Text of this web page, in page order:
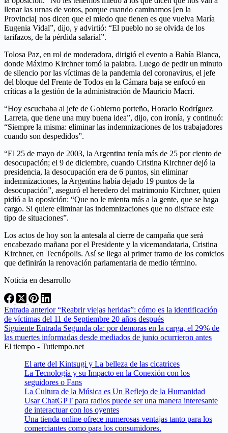
llenar las urnas de votos, porque cuando caminamos [en la
Provincia[ nos dicen que el miedo que tienen es que vuelva María
Eugenia Vidal”, dijo, y advirtió: “El pueblo no se olvida de los
tarifazos, de la pérdida salarial”.
Tolosa Paz, en rol de moderadora, dirigió el evento a Bahía Blanca,
donde Máximo Kirchner tomó la palabra. Luego de pedir un minuto
de silencio por las víctimas de la pandemia del coronavirus, el jefe
del bloque del Frente de Todos en la Cámara baja se enfocó en
críticas a la gestión de la administración de Mauricio Macri.
“Hoy escuchaba al jefe de Gobierno porteño, Horacio Rodríguez
Larreta, que tiene una muy buena idea”, dijo, con ironía, y continuó:
“Siempre la misma: eliminar las indemnizaciones de los trabajadores
cuando son despedidos”.
“El 25 de mayo de 2003, la Argentina tenía más de 25 por ciento de
desocupación; el 9 de diciembre, cuando Cristina Kirchner dejó la
presidencia, la desocupación era de 6 puntos, sin eliminar
indemnizaciones, la Argentina había dejado 19 puntos de la
desocupación”, aseguró el heredero del matrimonio Kirchner, quien
pidió a la oposición: “Que no le mienta más a la gente, que se haga
cargo. Si quiere eliminar las indemnizaciones que no disfrace este
tipo de situaciones”.
Los actos de hoy son la antesala al cierre de campaña que será
encabezado mañana por el Presidente y la vicemandataria, Cristina
Kirchner, en Tecnópolis. Así se llega al primer tramo de los comicios
que definirán la renovación parlamentaria de medio término.
Noticia en desarrollo
Entrada anterior“Reabrir viejas heridas”: cómo es la identificación
de víctimas del 11 de Septiembre 20 años después
Siguiente Entrada Segunda ola: por demoras en la carga, el 29% de
las muertes informadas desde mediados de junio ocurrieron antes
El tiempo - Tutiempo.net
El arte del Kintsugi y La belleza de las cicatrices
La Tecnología y su Impacto en la Conexión con los
seguidores o Fans
La Cultura de la Música es Un Reflejo de la Humanidad
Usar ChatGPT para radios puede ser una manera interesante
de interactuar con los oyentes
Una tienda online ofrece numerosas ventajas tanto para los
comerciantes como para los consumidores.